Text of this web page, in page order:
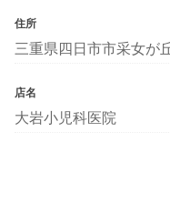
住所
三重県四日市市采女が
店名
大岩小児科医院